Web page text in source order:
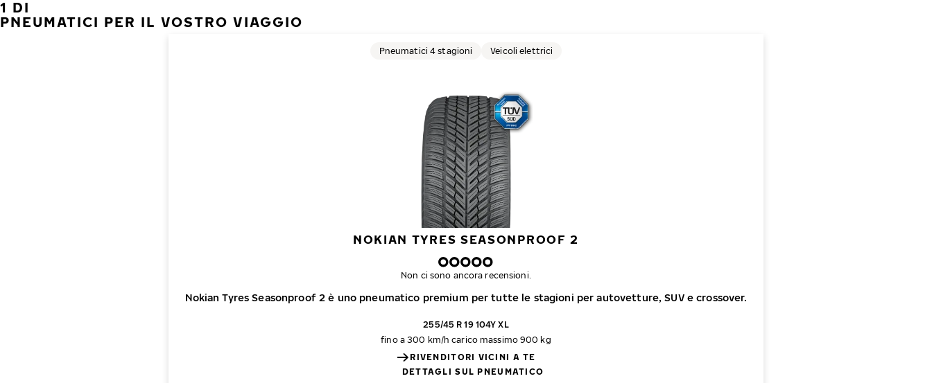
1 DI
PNEUMATICI PER IL VOSTRO VIAGGIO
NOKIAN TYRES SEASONPROOF 2
Nokian Tyres Seasonproof 2 è uno pneumatico premium per tutte le stagioni per autovetture, SUV e crossover.
Pneumatici 4 stagioni Veicoli elettrici
Non ci sono ancora recensioni.
255/45 R 19 104Y XL
fino a 300 km/h carico massimo 900 kg
RIVENDITORI VICINI A TE
DETTAGLI SUL PNEUMATICO